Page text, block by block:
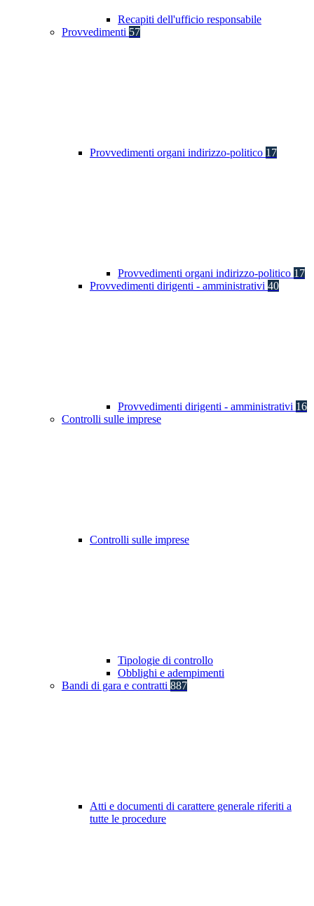
Recapiti dell'ufficio responsabile
Provvedimenti 57
Provvedimenti organi indirizzo-politico 17
Provvedimenti organi indirizzo-politico 17
Provvedimenti dirigenti - amministrativi 40
Provvedimenti dirigenti - amministrativi 16
Controlli sulle imprese
Controlli sulle imprese
Tipologie di controllo
Obblighi e adempimenti
Bandi di gara e contratti 887
Atti e documenti di carattere generale riferiti a
tutte le procedure